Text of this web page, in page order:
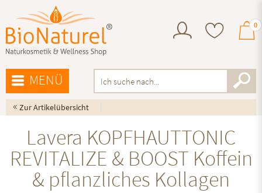
0
MENÜ
« Zur Artikelübersicht
Lavera KOPFHAUTTONIC
REVITALIZE & BOOST Koffein
& pflanzliches Kollagen